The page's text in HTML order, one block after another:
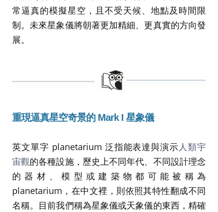
常逼真的模擬星空，且不受天候、地點及時間限
制。未來星象儀將朝著更加精細、更真實的方向發
展。
重現逼真星空奇景的 Mark I 星象儀
英文單字 planetarium 泛指能表達與演示人類宇
宙觀的各種設施，歷史上不同年代、不同設計理念
的器材、模型或建築物都可能被稱為
planetarium，在中文裡，則依照其特性翻成不同
名稱。目前我們稱為星象儀或天象儀的東西，精確